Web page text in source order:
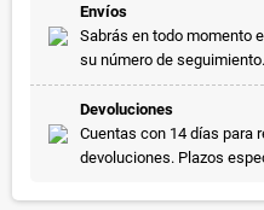
Envíos
Sabrás en todo momento
su número de seguimiento.
Devoluciones
Cuentas con 14 días para
devoluciones. Plazos